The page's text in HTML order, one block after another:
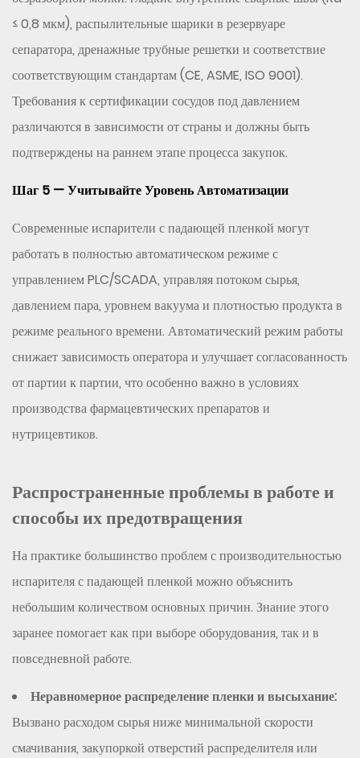
≤ 0,8 мкм), распылительные шарики в резервуаре
сепаратора, дренажные трубные решетки и соответствие
соответствующим стандартам (CE, ASME, ISO 9001).
Требования к сертификации сосудов под давлением
различаются в зависимости от страны и должны быть
подтверждены на раннем этапе процесса закупок.
Шаг 5 — Учитывайте Уровень Автоматизации
Современные испарители с падающей пленкой могут
работать в полностью автоматическом режиме с
управлением PLC/SCADA, управляя потоком сырья,
давлением пара, уровнем вакуума и плотностью продукта в
режиме реального времени. Автоматический режим работы
снижает зависимость оператора и улучшает согласованность
от партии к партии, что особенно важно в условиях
производства фармацевтических препаратов и
нутрицевтиков.
Распространенные проблемы в работе и
способы их предотвращения
На практике большинство проблем с производительностью
испарителя с падающей пленкой можно объяснить
небольшим количеством основных причин. Знание этого
заранее помогает как при выборе оборудования, так и в
повседневной работе.
Неравномерное распределение пленки и высыхание:
Вызвано расходом сырья ниже минимальной скорости
смачивания, закупоркой отверстий распределителя или